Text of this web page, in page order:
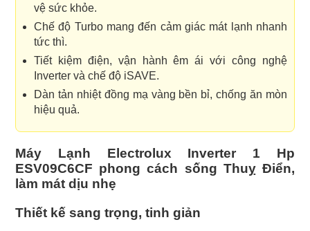
vệ sức khỏe.
Chế độ Turbo mang đến cảm giác mát lạnh nhanh
tức thì.
Tiết kiệm điện, vận hành êm ái với công nghệ
Inverter và chế độ iSAVE.
Dàn tản nhiệt đồng mạ vàng bền bỉ, chống ăn mòn
hiệu quả.
Máy Lạnh Electrolux Inverter 1 Hp
ESV09C6CF phong cách sống Thuỵ Điển,
làm mát dịu nhẹ
Thiết kế sang trọng, tinh giản